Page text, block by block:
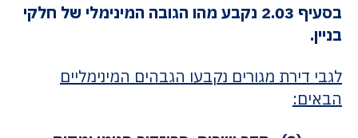
בסעיף 2.03 נקבע מהו הגובה המינימלי של חלקי
בניין.
לגבי דירת מגורים נקבעו הגבהים המינימליים
הבאים: